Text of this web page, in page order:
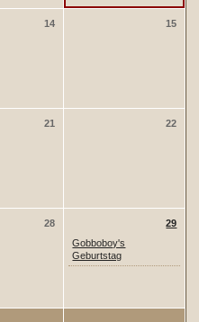
14 15
21 22
28
29
Gobboboy's
Geburtstag